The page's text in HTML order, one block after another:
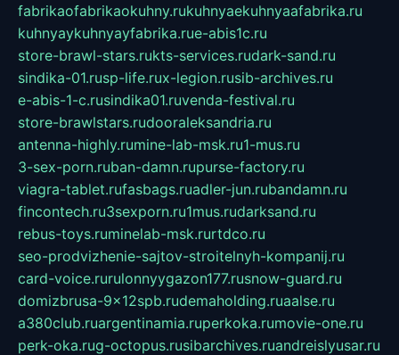
fabrikaofabrikaokuhny.rukuhnyaekuhnyaafabrika.ru
kuhnyaykuhnyayfabrika.rue-abis1c.ru
store-brawl-stars.rukts-services.rudark-sand.ru
sindika-01.rusp-life.rux-legion.rusib-archives.ru
e-abis-1-c.rusindika01.ruvenda-festival.ru
store-brawlstars.rudooraleksandria.ru
antenna-highly.rumine-lab-msk.ru1-mus.ru
3-sex-porn.ruban-damn.rupurse-factory.ru
viagra-tablet.rufasbags.ruadler-jun.rubandamn.ru
fincontech.ru3sexporn.ru1mus.rudarksand.ru
rebus-toys.ruminelab-msk.rurtdco.ru
seo-prodvizhenie-sajtov-stroitelnyh-kompanij.ru
card-voice.rurulonnyygazon177.rusnow-guard.ru
domizbrusa-9x12spb.rudemaholding.ruaalse.ru
a380club.ruargentinamia.ruperkoka.rumovie-one.ru
perk-oka.rug-octopus.rusibarchives.ruandreislyusar.ru